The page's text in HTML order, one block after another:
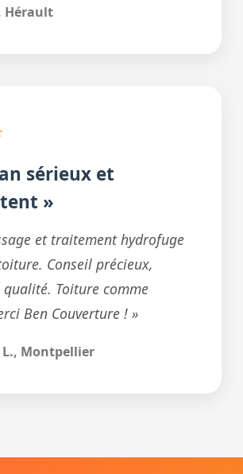
Hérault
sérieux et
»
et traitement hydrofuge
Conseil précieux,
Toiture comme
Ben Couverture ! »
Montpellier